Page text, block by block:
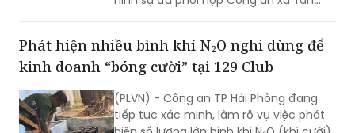
tra, làm rõ vụ “Cố ý gây thương tích” và
“Gây rối trật tự công cộng” xảy ra ngày
Phát hiện nhiều bình khí N₂O nghi dùng để
kinh doanh “bóng cười” tại 129 Club
(PLVN) - Công an TP Hải Phòng đang
tiếp tục xác minh, làm rõ vụ việc phát